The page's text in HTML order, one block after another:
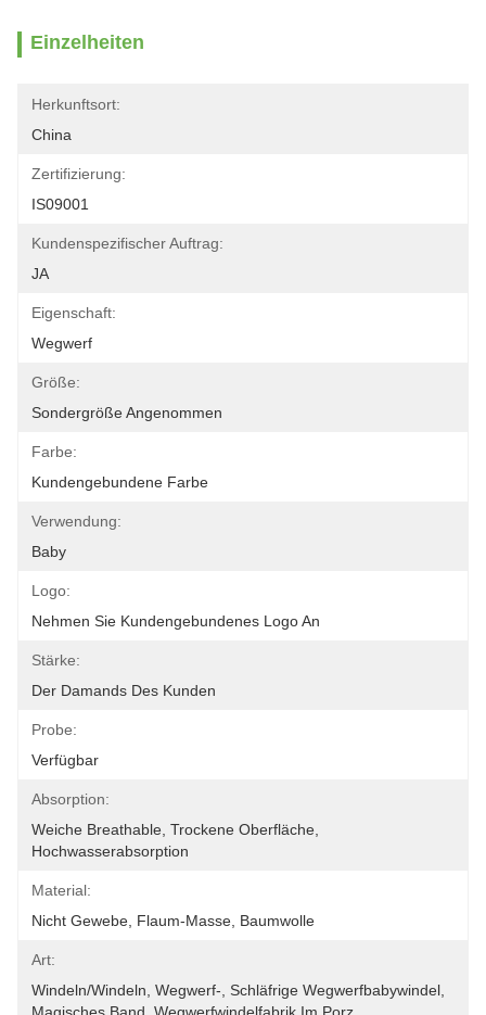
Einzelheiten
Herkunftsort:
China
Zertifizierung:
IS09001
Kundenspezifischer Auftrag:
JA
Eigenschaft:
Wegwerf
Größe:
Sondergröße Angenommen
Farbe:
Kundengebundene Farbe
Verwendung:
Baby
Logo:
Nehmen Sie Kundengebundenes Logo An
Stärke:
Der Damands Des Kunden
Probe:
Verfügbar
Absorption:
Weiche Breathable, Trockene Oberfläche,
Hochwasserabsorption
Material:
Nicht Gewebe, Flaum-Masse, Baumwolle
Art:
Windeln/Windeln, Wegwerf-, Schläfrige Wegwerfbabywindel,